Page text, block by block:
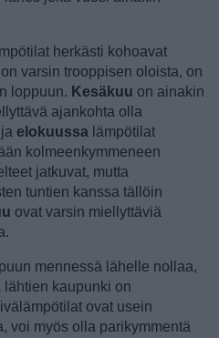
herkästi kohoavat
varsin trooppisen oloista, on
loppuun. Kesäkuu on ainakin
ajankohta olla
elokuussa lämpötilat
kolmeenkymmeneen
jatkuvat, mutta
tuntien kanssa tällöin
ovat varsin miellyttäviä
mennessä lähelle nollaa,
lähtien kaupunki on
ovat usein
voi myös olla parikymmentä